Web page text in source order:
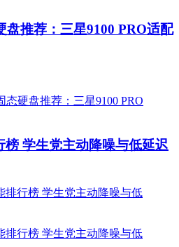
盘推荐：三星9100 PRO适配
榜 学生党主动降噪与低延迟